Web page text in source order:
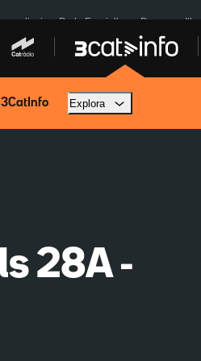
eclipsi De la Espriella Dos anys Illa
3CatInfo Explora
28A -